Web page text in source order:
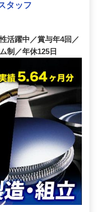
タッフ
活躍中／賞与年4回／
制／年休125日